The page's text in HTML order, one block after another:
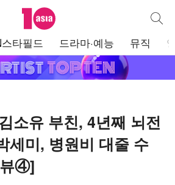
텐아시아 통합
타필드 드라마·예능 뮤직
소유 부친, 4년째 뇌전
미, 병원비 대줄 수
뷰④]